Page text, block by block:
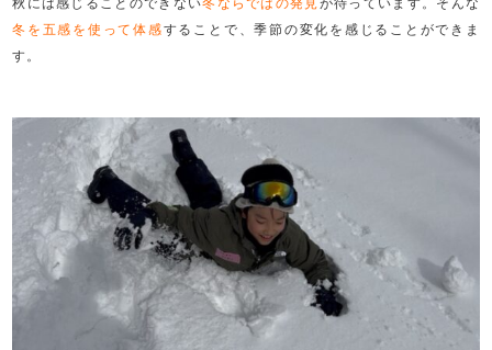
秋には感じることのできない冬ならではの発見が待っています。そんな
冬を五感を使って体感することで、季節の変化を感じることができま
す。